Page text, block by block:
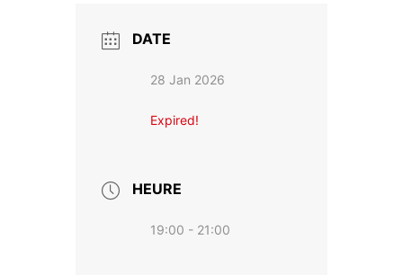
DATE
28 Jan 2026
Expired!
HEURE
19:00 - 21:00